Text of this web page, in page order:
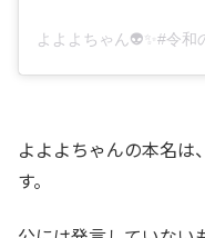
よよよちゃんの本名は、
す。